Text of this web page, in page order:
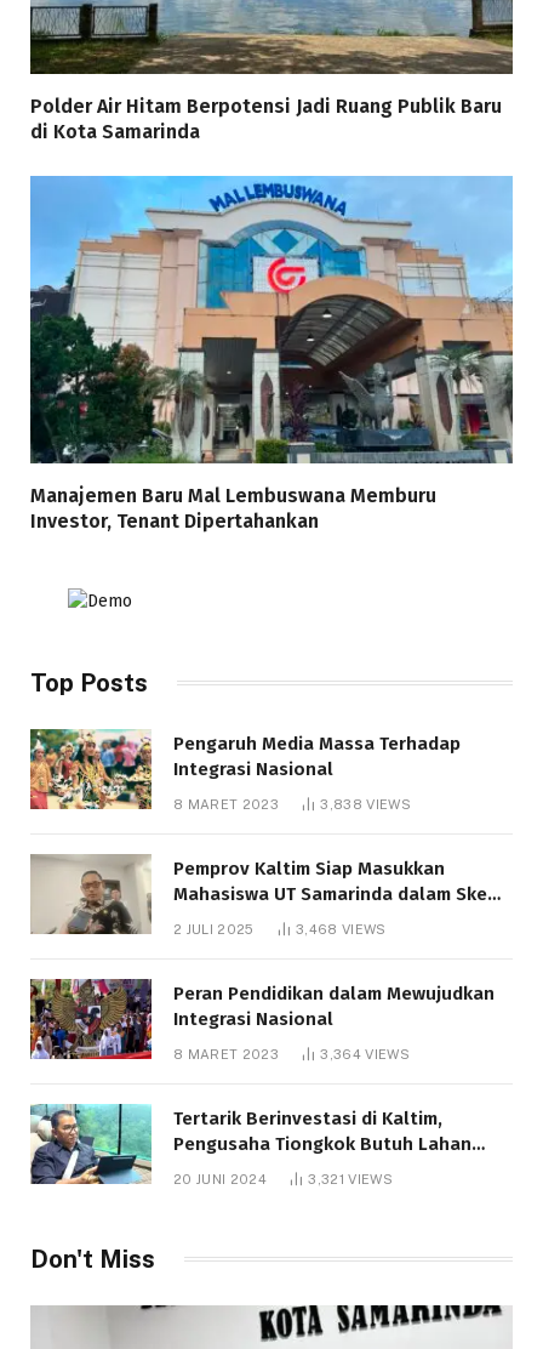
Polder Air Hitam Berpotensi Jadi Ruang Publik Baru
di Kota Samarinda
Manajemen Baru Mal Lembuswana Memburu
Investor, Tenant Dipertahankan
Top Posts
Pengaruh Media Massa Terhadap
Integrasi Nasional
8 MARET 2023 3,838VIEWS
Pemprov Kaltim Siap Masukkan
Mahasiswa UT Samarinda dalam Skema
Bantuan Pendidikan Gratispol
2 JULI 2025 3,468 VIEWS
Peran Pendidikan dalam Mewujudkan
Integrasi Nasional
8 MARET 2023 3,364VIEWS
Tertarik Berinvestasi di Kaltim,
Pengusaha Tiongkok Butuh Lahan
20 JUNI 2024 3,321VIEWS
Don't Miss